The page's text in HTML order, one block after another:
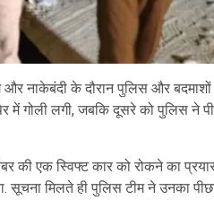
और नाकेबंदी के दौरान पुलिस और
में गोली लगी, जबकि दूसरे को पुलिस ने
की एक स्विफ्ट कार को रोकने का
सूचना मिलते ही पुलिस टीम ने उनका